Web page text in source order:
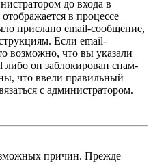
до входа в
в процессе
прислано email-сообщение,
Если email-
возможно, что вы указали
либо он заблокирован спам-
что ввели правильный
с администратором.
причин. Прежде